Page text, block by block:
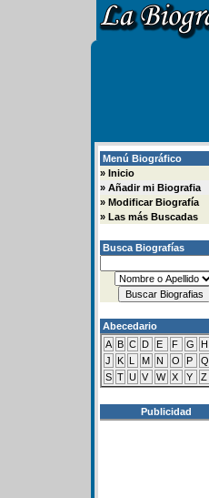
Menú Biográfico
» Inicio
» Añadir mi Biografia
» Modificar Biografía
» Las más Buscadas
Busca Biografías
Abecedario
A B C D E F G H
J
K L M N O P Q
S T U V W X Y Z
Publicidad